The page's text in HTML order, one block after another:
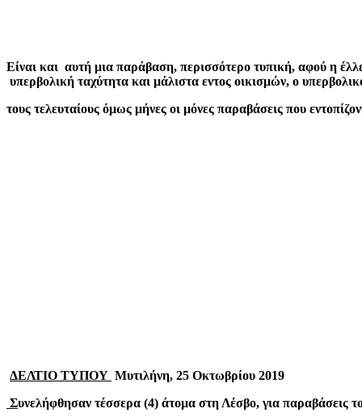
Είναι και αυτή μια παράβαση, περισσότερο τυπική, αφού η
υπερβολική ταχύτητα και μάλιστα εντος οικισμών, ο
τους τελευταίους όμως μήνες οι μόνες παραβάσεις που
ΔΕΛΤΙΟ ΤΥΠΟΥ Μυτιλήνη, 25 Οκτωβρίου 2019
Συνελήφθησαν τέσσερα (4) άτομα στη Λέσβο, για παραβάσεις